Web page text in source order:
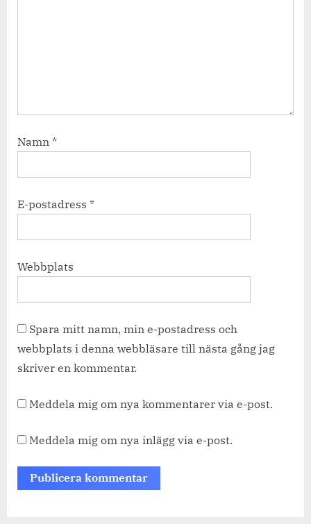
Namn *
E-postadress *
Webbplats
Spara mitt namn, min e-postadress och
webbplats i denna webbläsare till nästa gång jag
skriver en kommentar.
Meddela mig om nya kommentarer via e-post.
Meddela mig om nya inlägg via e-post.